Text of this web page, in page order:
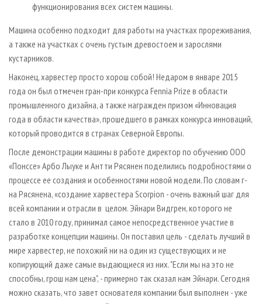
функционирования всех систем машины.
Машина особенно подходит для работы на участках прореживания,
а также на участках с очень густым древостоем и зарослями
кустарников.
Наконец, харвестер просто хорош собой! Недаром в январе 2015
года он был отмечен гран-при конкурса Fennia Prize в области
промышленного дизайна, а также награжден призом «Инновация
года в области качества», прошедшего в рамках конкурса инноваций,
который проводится в странах Северной Европы.
После демонстрации машины в работе директор по обучению ООО
«Понссе» Арбо Лыуке и Антти Рясянен поделились подробностями о
процессе ее создания и особенностями новой модели. По словам г-
на Рясянена, «создание харвестера Scorpion - очень важный шаг для
всей компании и отрасли в целом. Эйнари Видгрен, которого не
стало в 2010 году, принимал самое непосредственное участие в
разработке концепции машины. Он поставил цель - сделать лучший в
мире харвестер, не похожий ни на один из существующих и не
копирующий даже самые выдающиеся из них. "Если мы на это не
способны, грош нам цена", - примерно так сказал нам Эйнари. Сегодня
можно сказать, что завет основателя компании был выполнен - уже